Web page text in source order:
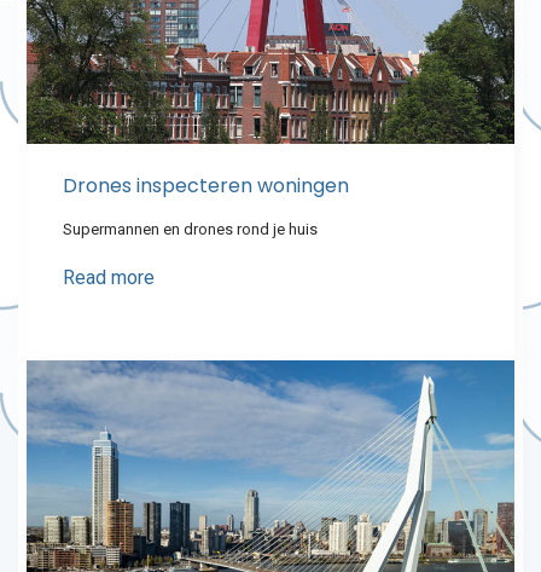
Drones inspecteren woningen
Supermannen en drones rond je huis
Read more